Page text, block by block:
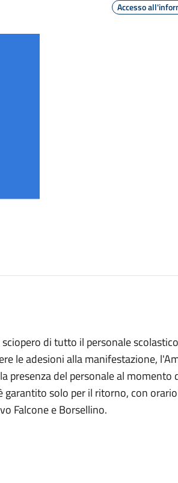
Accesso
di tutto il personale
le adesioni alla manifestazione,
presenza del personale al momento
solo per il ritorno, con
Falcone e Borsellino.